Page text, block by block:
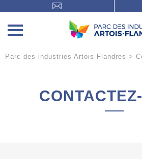
Parc des industries Artois-Flandres >